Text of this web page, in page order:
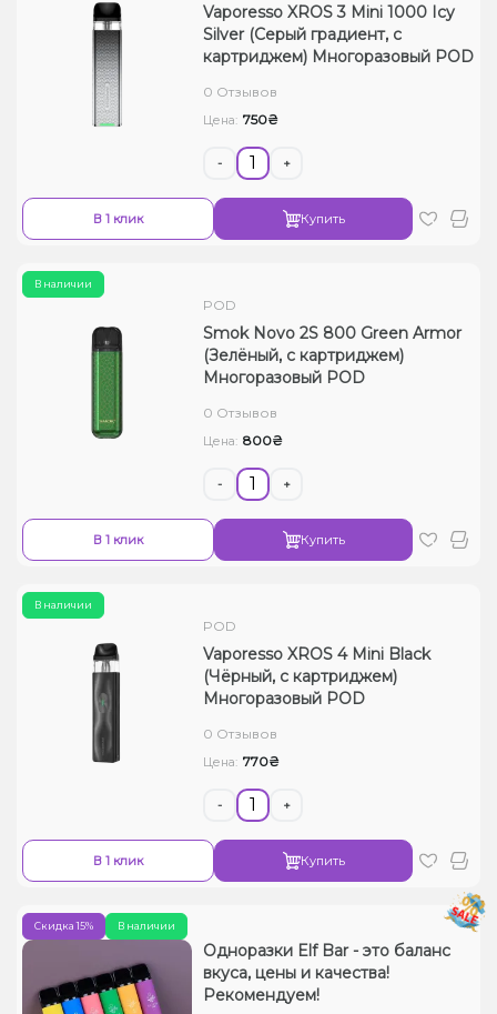
Vaporesso XROS 3 Mini 1000 Icy
Silver (Серый градиент, с
картриджем) Многоразовый POD
0 Отзывов
Цена: 750₴
- +
В 1 клик Купить
В наличии
POD
Smok Novo 2S 800 Green Armor
(Зелёный, с картриджем)
Многоразовый POD
0 Отзывов
Цена: 800₴
- +
В 1 клик Купить
В наличии
POD
Vaporesso XROS 4 Mini Black
(Чёрный, с картриджем)
Многоразовый POD
0 Отзывов
Цена: 770₴
- +
В 1 клик Купить
В наличии
Скидка 15%
Одноразки Elf Bar - это баланс
вкуса, цены и качества!
Рекомендуем!